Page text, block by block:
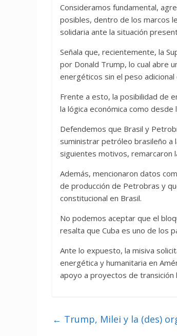
Consideramos fundamental,
posibles, dentro de los marcos
solidaria ante la situación
Señala que, recientemente, la
por Donald Trump, lo cual abre
energéticos sin el peso
Frente a esto, la posibilidad de
la lógica económica como
Defendemos que Brasil y
suministrar petróleo brasileño a
siguientes motivos, remarcaron
Además, mencionaron datos
de producción de Petrobras y
constitucional en Brasil.
No podemos aceptar que el
resalta que Cuba es uno de los
Ante lo expuesto, la misiva
energética y humanitaria en
apoyo a proyectos de transición
← Trump, Milei y la (des)